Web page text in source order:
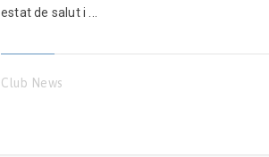
estat de salut i ...
Club News